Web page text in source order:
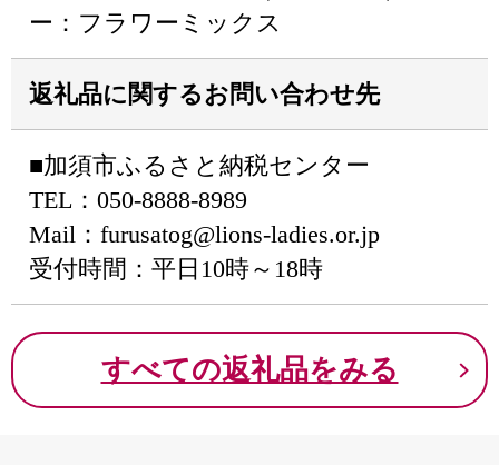
ー：フラワーミックス
返礼品に関するお問い合わせ先
■加須市ふるさと納税センター
TEL：050-8888-8989
Mail：furusatog@lions-ladies.or.jp
受付時間：平日10時～18時
すべての返礼品をみる